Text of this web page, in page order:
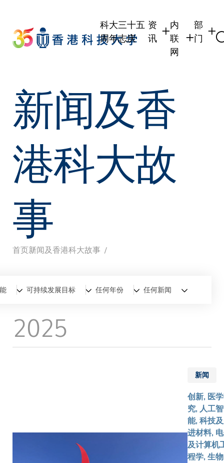
main
content
科大三十五
周年志庆
资
讯
校友
传媒
公众
内
联
网
部
门
新闻及香
港科大故
事
面
包
屑
首页新闻及香港科大故事
全部新闻香港科大故事
可持续发展目标 任何年份 任何新闻
2025
新闻
创新, 医
究, 人工智
能, 科技
进材料,
及计算机
程学, 生